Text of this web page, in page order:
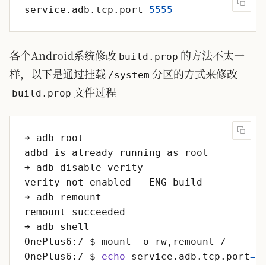
service.adb.tcp.port=5555
各个Android系统修改 build.prop 的方法不太一
样，以下是通过挂载 /system 分区的方式来修改
build.prop 文件过程
OnePlus6:/ $ echo service.adb.tcp.port=